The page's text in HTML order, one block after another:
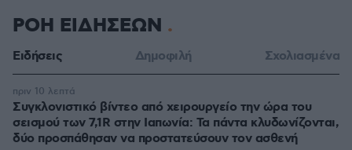
ΡΟΗ ΕΙΔΗΣΕΩΝ
Ειδήσεις Δημοφιλή Σχολιασμένα
Συγκλονιστικό βίντεο από χειρουργείο την ώρα του
σεισμού των 7,1R στην Ιαπωνία: Τα πάντα κλυδωνίζονται,
δύο προσπάθησαν να προστατεύσουν τον ασθενή
πριν 10 λεπτά